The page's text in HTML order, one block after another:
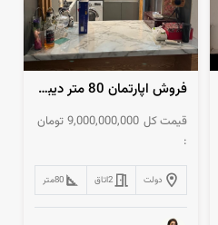
فروش اپارتمان 80 متر دیباجی جنوبی
قیمت کل
:
9,000,000,000 تومان
دولت 2اتاق 80متر